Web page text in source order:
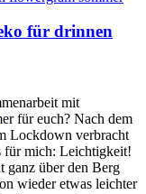
für drinnen
mit
für euch? Nach dem
Lockdown verbracht
für mich: Leichtigkeit!
ganz über den Berg
wieder etwas leichter